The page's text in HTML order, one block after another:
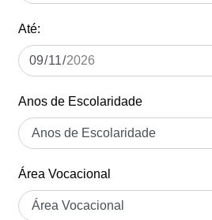
Até:
Anos de Escolaridade
Área Vocacional